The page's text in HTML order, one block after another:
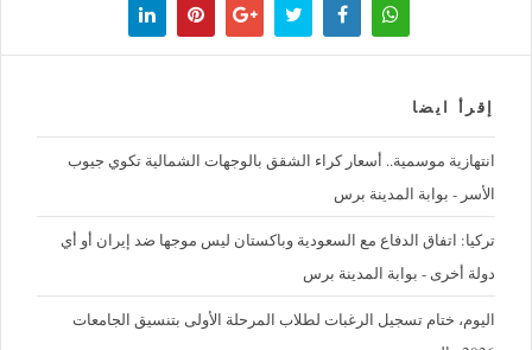
إقرأ ايضا
‪انتهازية موسمية.. أسعار كراء الشقق بالوجهات الشمالية تكوي جيوب
الأسر - بوابة المدينة برس
تركيا: اتفاق الدفاع مع السعودية وباكستان ليس موجها ضد إيران أو أي
دولة أخرى - بوابة المدينة برس
اليوم، ختام تسجيل الرغبات لطلاب المرحلة الأولى بتنسيق الجامعات